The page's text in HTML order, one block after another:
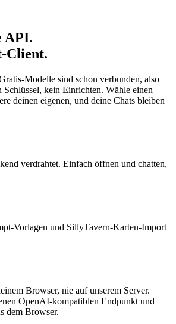
API.
Client.
Modelle sind schon verbunden, also
kein Einrichten. Wähle einen
deinen eigenen, und deine Chats bleiben
verdrahtet. Einfach öffnen und chatten,
Vorlagen und SillyTavern-Karten-Import
Browser, nie auf unserem Server.
OpenAI-kompatiblen Endpunkt und
dem Browser.